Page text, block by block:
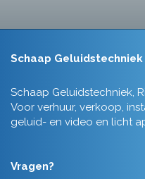
Schaap Geluidstechniek
Schaap Geluidstechniek,
Voor verhuur, verkoop,
geluid- en video en licht
Vragen?